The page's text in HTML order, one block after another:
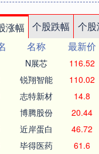
涨幅 个股跌幅 个股
名称 最新价
N展芯 116.52
锐翔智能 110.02
志特新材 14.8
博腾股份 20.44
近岸蛋白 46.72
毕得医药 61.6